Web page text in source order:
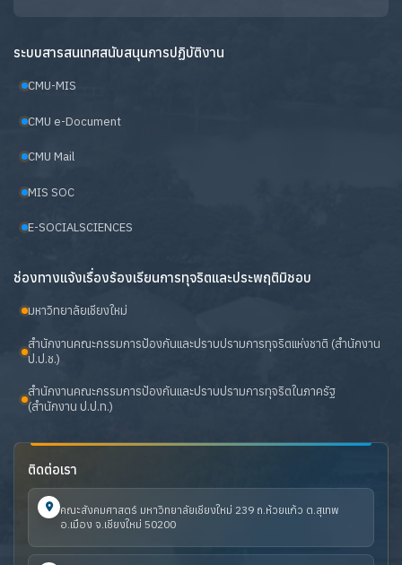
ระบบสารสนเทศสนับสนุนการปฏิบัติงาน
CMU-MIS
CMU e-Document
CMU Mail
MIS SOC
E-SOCIALSCIENCES
ช่องทางแจ้งเรื่องร้องเรียนการทุจริตและประพฤติมิชอบ
มหาวิทยาลัยเชียงใหม่
สำนักงานคณะกรรมการป้องกันและปราบปรามการทุจริตแห่งชาติ (สำนักงาน
ป.ป.ช.)
สำนักงานคณะกรรมการป้องกันและปราบปรามการทุจริตในภาครัฐ
(สำนักงาน ป.ป.ท.)
ติดต่อเรา
คณะสังคมศาสตร์ มหาวิทยาลัยเชียงใหม่ 239 ถ.ห้วยแก้ว ต.สุเทพ
อ.เมือง จ.เชียงใหม่ 50200